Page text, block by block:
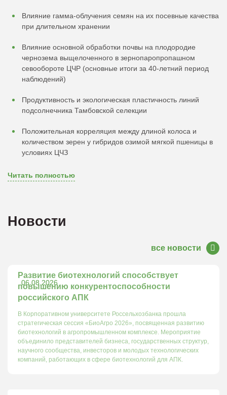
Влияние гамма-облучения семян на их посевные качества
при длительном хранении
Влияние основной обработки почвы на плодородие
чернозема выщелоченного в зернопаропропашном
севообороте ЦЧР (основные итоги за 40-летний период
наблюдений)
Продуктивность и экологическая пластичность линий
подсолнечника Тамбовской селекции
Положительная корреляция между длиной колоса и
количеством зерен у гибридов озимой мягкой пшеницы в
условиях ЦЧЗ
Читать полностью
Новости
все новости
06.08.2026
Развитие биотехнологий способствует
повышению конкурентоспособности
российского АПК
В Корпоративном университете Россельхозбанка прошла
стратегическая сессия «БиоАгро 2026», посвященная развитию
биотехнологий в агропромышленном комплексе. Мероприятие
объединило представителей бизнеса, государственных структур,
научного сообщества, инвесторов и молодых технологических
компаний, работающих в сфере биотехнологий для АПК.